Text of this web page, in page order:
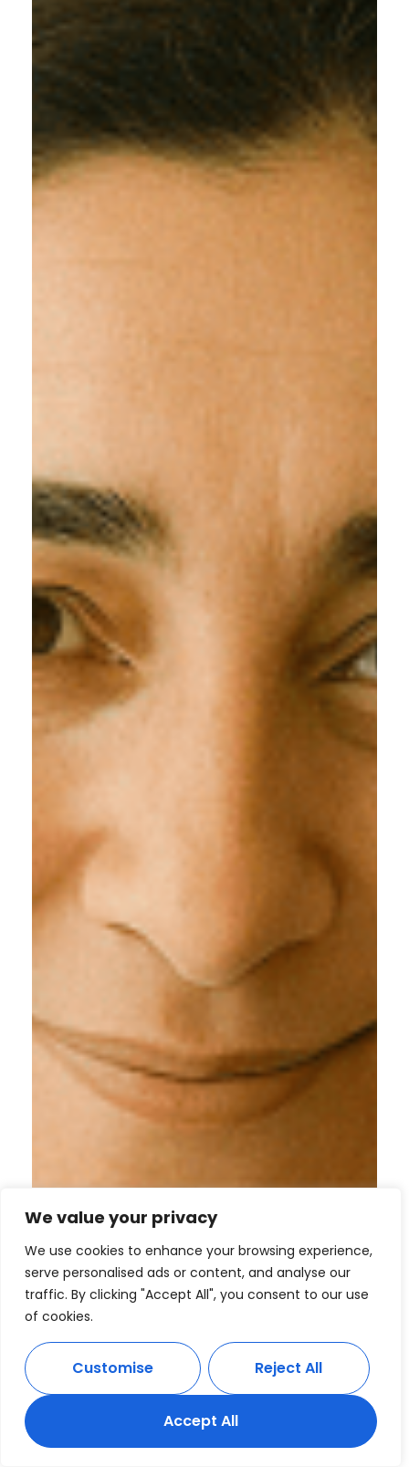
We value your privacy
We use cookies to enhance your browsing experience,
serve personalised ads or content, and analyse our
traffic. By clicking "Accept All", you consent to our use
of cookies.
Customise Reject All
Accept All